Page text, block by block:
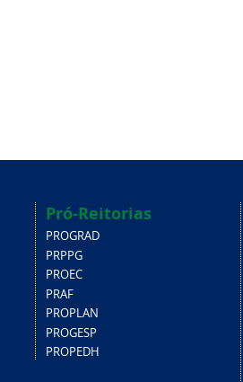
Pró-Reitorias
PROGRAD
PRPPG
PROEC
PRAF
PROPLAN
PROGESP
PROPEDH